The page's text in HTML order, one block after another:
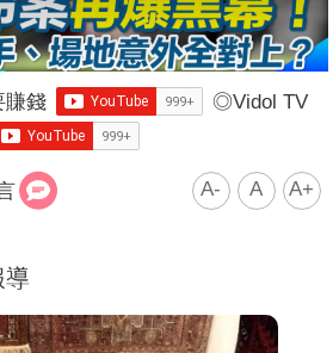
賺錢 ◎Vidol TV
A- A A+
導